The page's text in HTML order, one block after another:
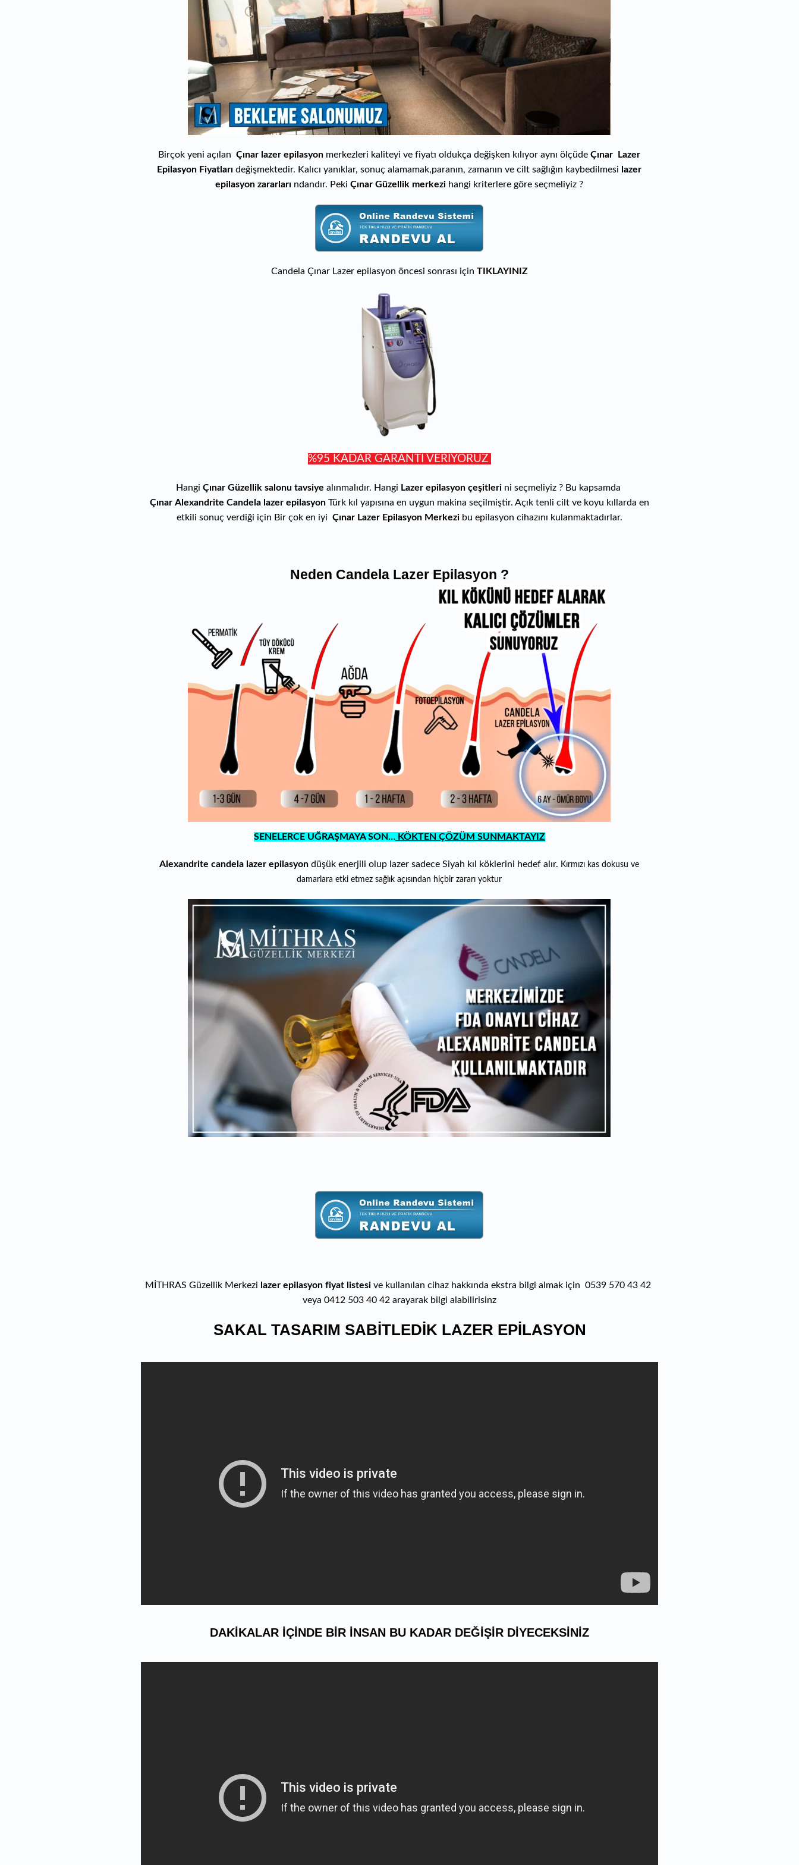
Birçok yeni açılanÇınar lazer epilasyon merkezleri kaliteyi ve fiyatı oldukça değişken kılıyor aynı ölçüdeÇınar Lazer
Epilasyon Fiyatlarıdeğişmektedir. Kalıcı yanıklar, sonuç alamamak,paranın, zamanın ve cilt sağlığın kaybedilmesi lazer
epilasyon zararları ndandır. PekiÇınar Güzellik merkezi hangi kriterlere göre seçmeliyiz ?
Candela Çınar Lazer epilasyon öncesi sonrası için TIKLAYINIZ
%95 KADAR GARANTİ VERİYORUZ
Hangi Çınar Güzellik salonu tavsiye alınmalıdır. Hangi Lazer epilasyon çeşitlerini seçmeliyiz ? Bu kapsamda
Çınar Alexandrite Candela lazer epilasyon Türk kıl yapısına en uygun makina seçilmiştir. Açık tenli cilt ve koyu kıllarda en
etkili sonuç verdiği için Bir çok en iyi Çınar Lazer Epilasyon Merkezi bu epilasyon cihazını kulanmaktadırlar.
Neden Candela Lazer Epilasyon ?
SENELERCE UĞRAŞMAYA SON…KÖKTEN ÇÖZÜM SUNMAKTAYIZ
Alexandrite candela lazer epilasyon düşük enerjili olup lazer sadece Siyah kıl köklerini hedef alır. Kırmızı kas dokusu ve
damarlara etki etmez sağlık açısından hiçbir zararı yoktur
MİTHRAS Güzellik Merkezi lazer epilasyon fiyat listesi ve kullanılan cihaz hakkında ekstra bilgi almak için 0539 570 43 42
veya 0412 503 40 42 arayarak bilgi alabilirisinz
SAKAL TASARIM SABİTLEDİK LAZER EPİLASYON
DAKIKALAR IÇINDE BIR INSAN BU KADAR DEĞIŞIR DIYECEKSINIZ